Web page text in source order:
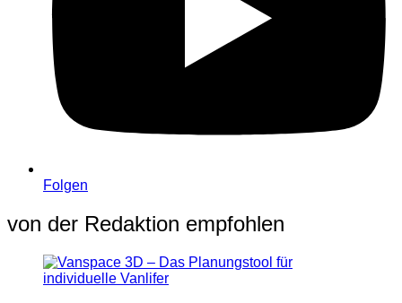
Folgen
von der Redaktion empfohlen